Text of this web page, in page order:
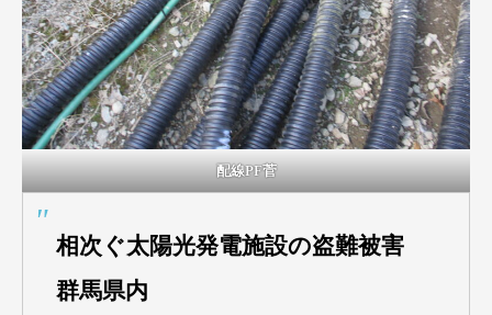
配線PF菅
相次ぐ太陽光発電施設の盗難被害
群馬県内